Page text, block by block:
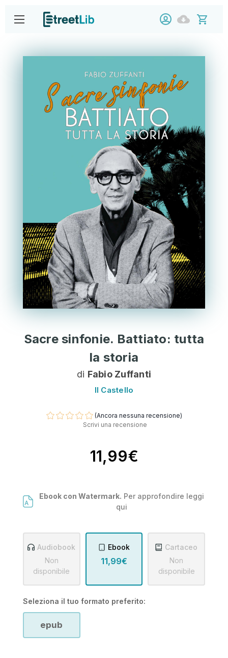
Sacre sinfonie. Battiato: tutta
la storia
di Fabio Zuffanti
Il Castello
(Ancora nessuna recensione)
Scrivi una recensione
11,99€
Ebook con Watermark. Per approfondire leggi
qui
Audiobook
Non
disponibile
Ebook
11,99€
Cartaceo
Non
disponibile
Seleziona il tuo formato preferito:
epub